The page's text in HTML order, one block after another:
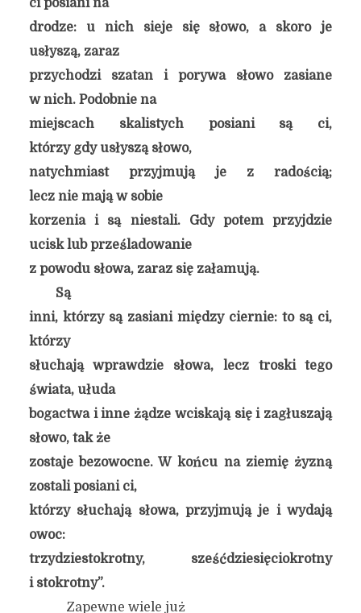
ci posiani na
drodze: u nich sieje się słowo, a skoro je
usłyszą, zaraz
przychodzi szatan i porywa słowo zasiane
w nich. Podobnie na
miejscach skalistych posiani są ci,
którzy gdy usłyszą słowo,
natychmiast przyjmują je z radością;
lecz nie mają w sobie
korzenia i są niestali. Gdy potem przyjdzie
ucisk lub prześladowanie
z powodu słowa, zaraz się załamują.
Są
inni, którzy są zasiani między ciernie: to są ci,
którzy
słuchają wprawdzie słowa, lecz troski tego
świata, ułuda
bogactwa i inne żądze wciskają się i zagłuszają
słowo, tak że
zostaje bezowocne. W końcu na ziemię żyzną
zostali posiani ci,
którzy słuchają słowa, przyjmują je i wydają
owoc:
trzydziestokrotny, sześćdziesięciokrotny
i stokrotny”.
Zapewne wiele już